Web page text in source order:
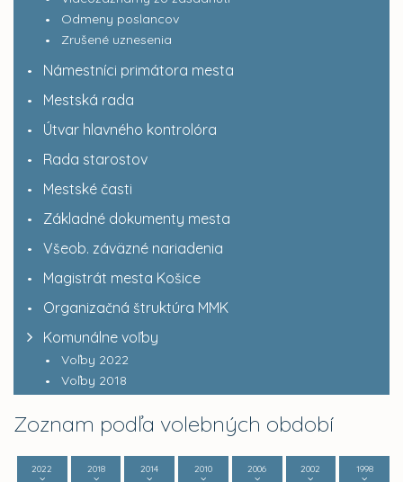
Odmeny poslancov
Zrušené uznesenia
Námestníci primátora mesta
Mestská rada
Útvar hlavného kontrolóra
Rada starostov
Mestské časti
Základné dokumenty mesta
Všeob. záväzné nariadenia
Magistrát mesta Košice
Organizačná štruktúra MMK
Komunálne voľby
Voľby 2022
Voľby 2018
Zoznam podľa volebných období
2022
2018
2014
2010
2006
2002
1998